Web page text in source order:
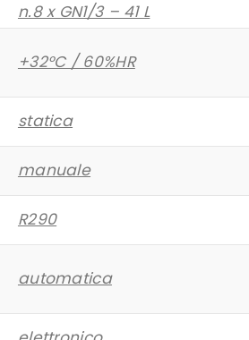
n.8 x GN1/3 – 41 L
+32°C / 60%HR
statica
manuale
R290
automatica